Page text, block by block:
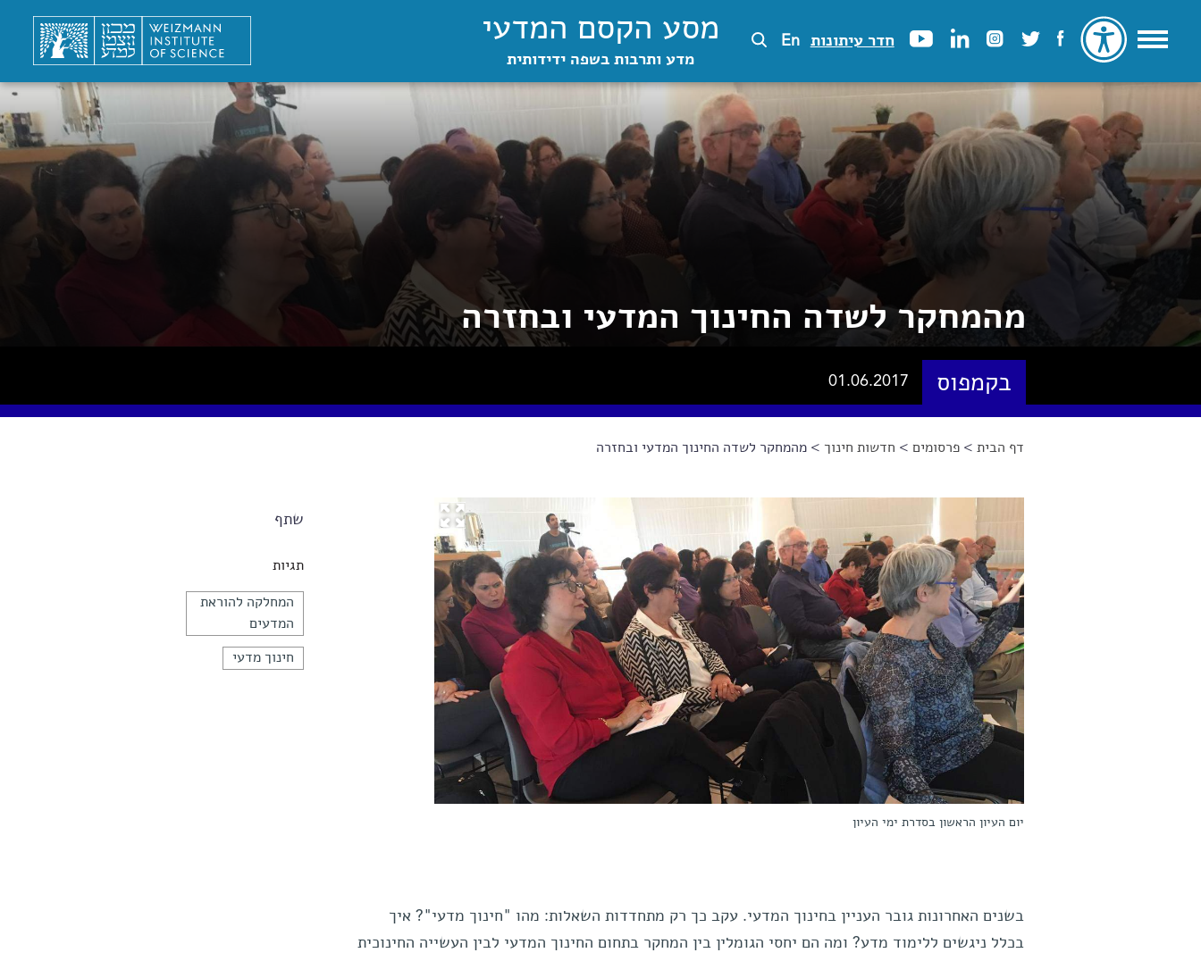
חדר עיתונות En מסע הקסם המדעי
מדע ותרבות בשפה ידידותית
מהמחקר לשדה החינוך המדעי ובחזרה
בקמפוס 01.06.2017
הינך נמצא כאן
דף הבית >פרסומים > חדשות חינוך > מהמחקר לשדה החינוך המדעי ובחזרה
שתף
תגיות
המחלקה להוראת
המדעים
חינוך מדעי
יום העיון הראשון בסדרת ימי העיון
בשנים האחרונות גובר העניין בחינוך המדעי. עקב כך רק מתחדדות השאלות: מהו "חינוך מדעי"? איך
בכלל ניגשים ללימוד מדע? ומה הם יחסי הגומלין בין המחקר בתחום החינוך המדעי לבין העשייה החינוכית